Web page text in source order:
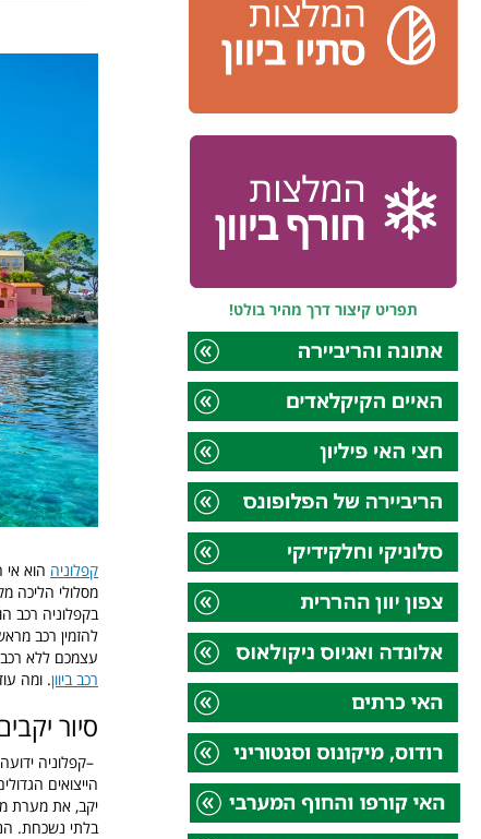
תפריט קיצור דרך מהיר בולט!
קפלוניה הוא אי
מסלולי הליכה
בקפלוניה רכב
להזמין רכב
עצמכם ללא רכב
רכב ביוון. ומה
סיור
–קפלוניה
הייצואים
יקב, את מערת
בלתי נשכחת.